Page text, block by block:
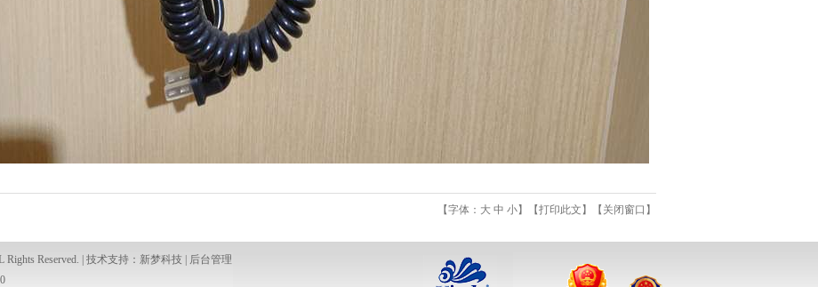
【字体： 大 中 小】【打印此文 】【 关闭窗口 】
Rights Reserved. | 技术支持： 新梦科技|
后台管理